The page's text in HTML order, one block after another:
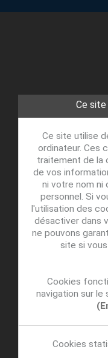
Ce
Ce site utilise
ordinateur. Ces
traitement de la
de vos
ni votre nom ni
personnel. Si
l'utilisation des
désactiver dans
ne pouvons
site si
Cookies
navigation sur
Cookies